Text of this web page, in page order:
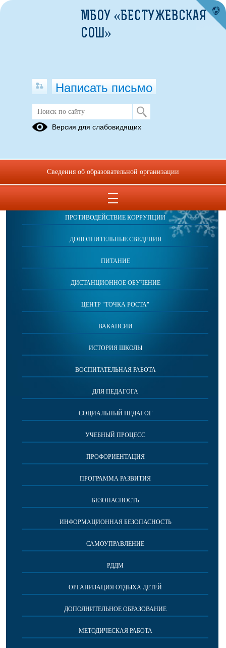
Публикации за 15.01.2026
ОБРАЩЕНИЯ ГРАЖДАН
ПРОТИВОДЕЙСТВИЕ КОРРУПЦИИ
ДОПОЛНИТЕЛЬНЫЕ СВЕДЕНИЯ
ПИТАНИЕ
ДИСТАНЦИОННОЕ ОБУЧЕНИЕ
ЦЕНТР "ТОЧКА РОСТА"
ВАКАНСИИ
ИСТОРИЯ ШКОЛЫ
ВОСПИТАТЕЛЬНАЯ РАБОТА
ДЛЯ ПЕДАГОГА
СОЦИАЛЬНЫЙ ПЕДАГОГ
УЧЕБНЫЙ ПРОЦЕСС
ПРОФОРИЕНТАЦИЯ
ПРОГРАММА РАЗВИТИЯ
БЕЗОПАСНОСТЬ
ИНФОРМАЦИОННАЯ БЕЗОПАСНОСТЬ
САМОУПРАВЛЕНИЕ
РДДМ
ОРГАНИЗАЦИЯ ОТДЫХА ДЕТЕЙ
ДОПОЛНИТЕЛЬНОЕ ОБРАЗОВАНИЕ
МЕТОДИЧЕСКАЯ РАБОТА
МБОУ «БЕСТУЖЕВСКАЯ
СОШ»
Написать письмо
Версия для слабовидящих
Сведения об образовательной организации